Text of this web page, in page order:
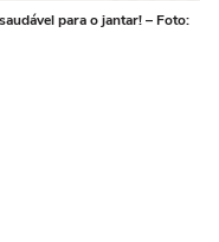
para o jantar! – Foto: